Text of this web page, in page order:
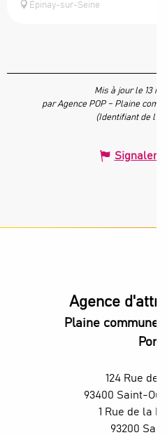
Épinay-sur-Seine
Mis à jour le 13
par Agence POP – Plaine
(Identifiant de
Signaler
Agence
Plaine commune
124 Rue des
93400 Saint-
1 Rue de la
93200